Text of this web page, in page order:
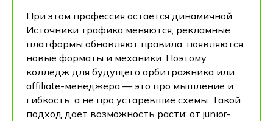
При этом профессия остаётся динамичной.
Источники трафика меняются, рекламные
платформы обновляют правила, появляются
новые форматы и механики. Поэтому
колледж для будущего арбитражника или
affiliate-менеджера — это про мышление и
гибкость, а не про устаревшие схемы. Такой
подход даёт возможность расти: от junior-